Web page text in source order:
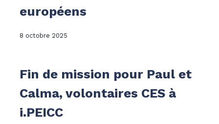
européens
8 octobre 2025
Fin de mission pour Paul et
Calma, volontaires CES à
i.PEICC